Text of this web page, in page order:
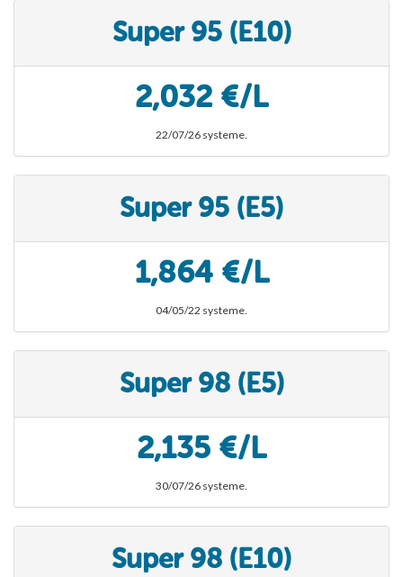
Super 95 (E10)
2,032 €/L
22/07/26 systeme.
Super 95 (E5)
1,864 €/L
04/05/22 systeme.
Super 98 (E5)
2,135 €/L
30/07/26 systeme.
Super 98 (E10)